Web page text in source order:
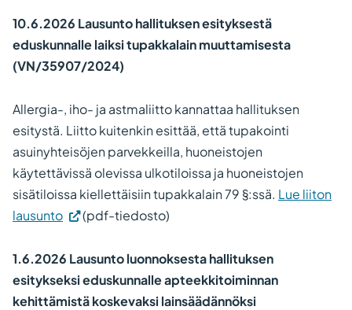
10.6.2026 Lausunto hallituksen esityksestä
eduskunnalle laiksi tupakkalain muuttamisesta
(VN/35907/2024)
Allergia-, iho- ja astmaliitto kannattaa hallituksen
esitystä. Liitto kuitenkin esittää, että tupakointi
asuinyhteisöjen parvekkeilla, huoneistojen
käytettävissä olevissa ulkotiloissa ja huoneistojen
sisätiloissa kiellettäisiin tupakkalain 79 §:ssä. Lue liiton
lausunto
(pdf-tiedosto)
1.6.2026 Lausunto luonnoksesta hallituksen
esitykseksi eduskunnalle apteekkitoiminnan
kehittämistä koskevaksi lainsäädännöksi